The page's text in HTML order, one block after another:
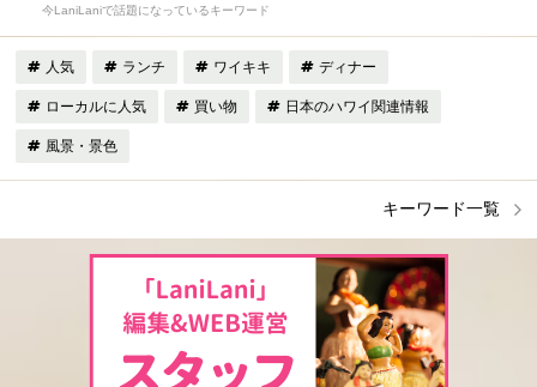
今LaniLaniで話題になっているキーワード
人気 ランチ ワイキキ ディナー
ローカルに人気 買い物 日本のハワイ関連情報
風景・景色
キーワード一覧